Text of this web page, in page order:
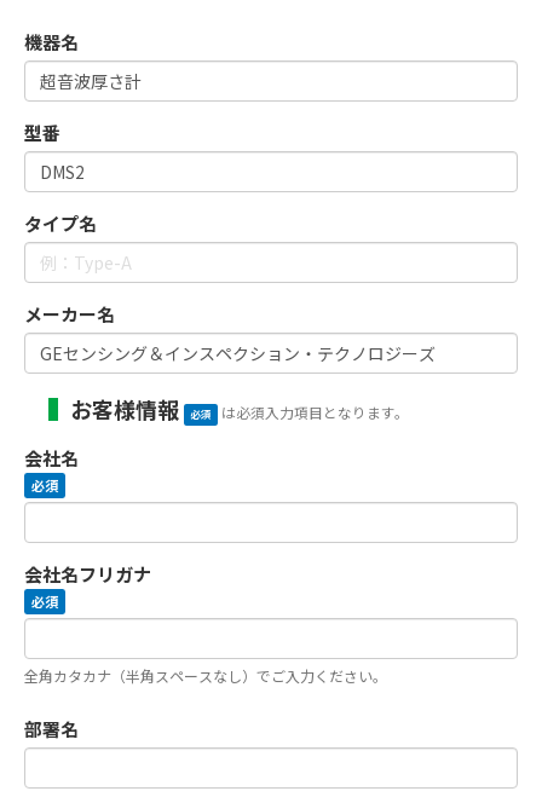
機器名
型番
タイプ名
メーカー名
お客様情報 必須 は必須入力項目となります。
会社名
必須
会社名フリガナ
必須
全角カタカナ（半角スペースなし）でご入力ください。
部署名